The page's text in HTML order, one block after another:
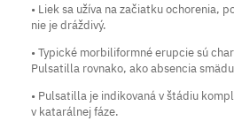
• Liek sa užíva na začiatku ochorenia,
nie je dráždivý.
• Typické morbiliformné erupcie sú
Pulsatilla rovnako, ako absencia
• Pulsatilla je indikovaná v štádiu
v katarálnej fáze.